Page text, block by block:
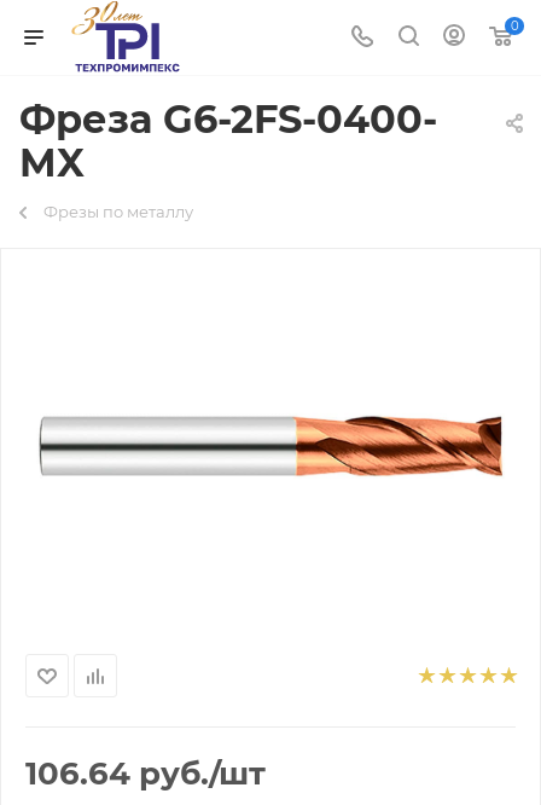
0
Фреза G6-2FS-0400-
MX
Фрезы по металлу
106.64 руб./шт